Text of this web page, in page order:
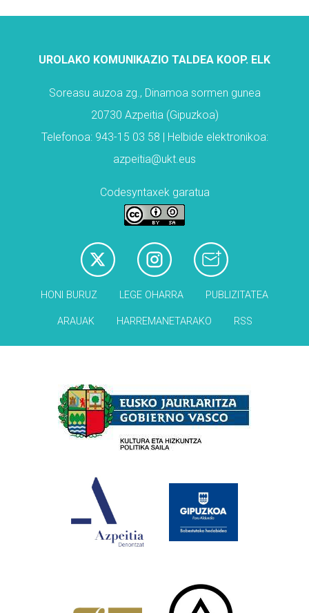
UROLAKO KOMUNIKAZIO TALDEA KOOP. ELK
Soreasu auzoa zg., Dinamoa sormen gunea
20730 Azpeitia (Gipuzkoa)
Telefonoa: 943-15 03 58 | Helbide elektronikoa:
azpeitia@ukt.eus
Codesyntaxek garatua
HONI BURUZ LEGE OHARRA PUBLIZITATEA
ARAUAK HARREMANETARAKO RSS